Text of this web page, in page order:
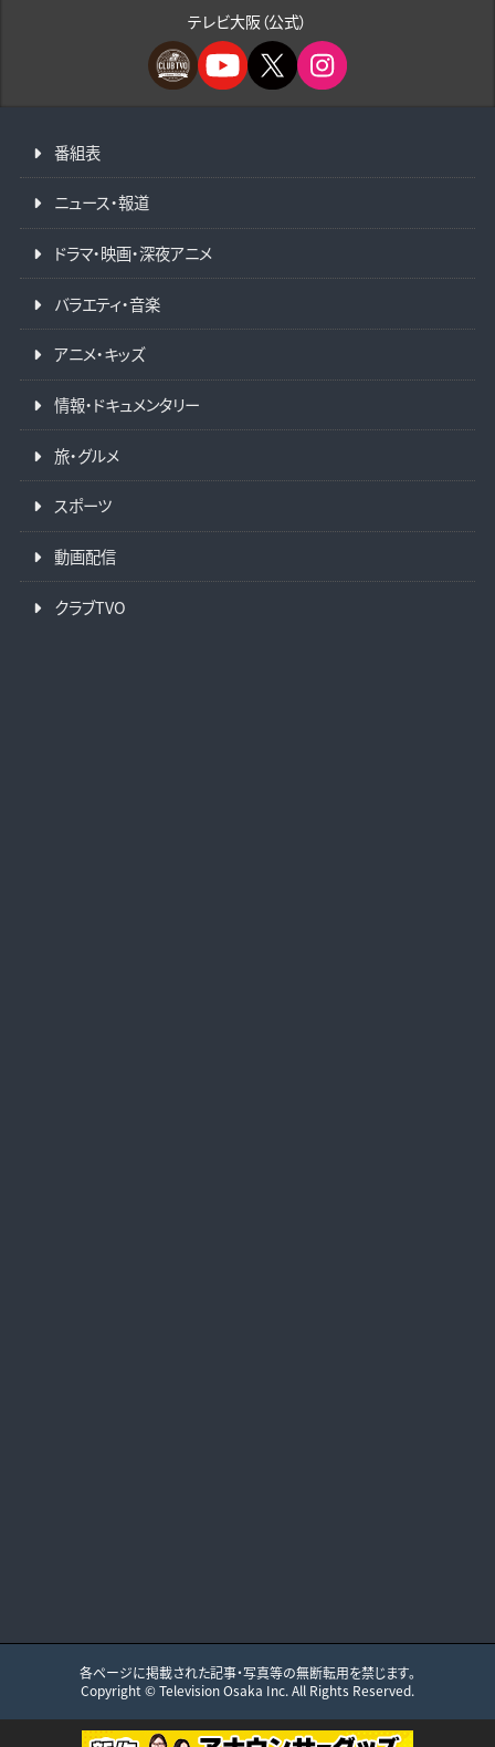
テレビ大阪（公式）
番組表
ニュース・報道
ドラマ・映画・深夜アニメ
バラエティ・音楽
アニメ・キッズ
情報・ドキュメンタリー
旅・グルメ
スポーツ
動画配信
クラブTVO
各ページに掲載された記事・写真等の無断転用を禁じます。
Copyright ©Television Osaka Inc. All Rights Reserved.